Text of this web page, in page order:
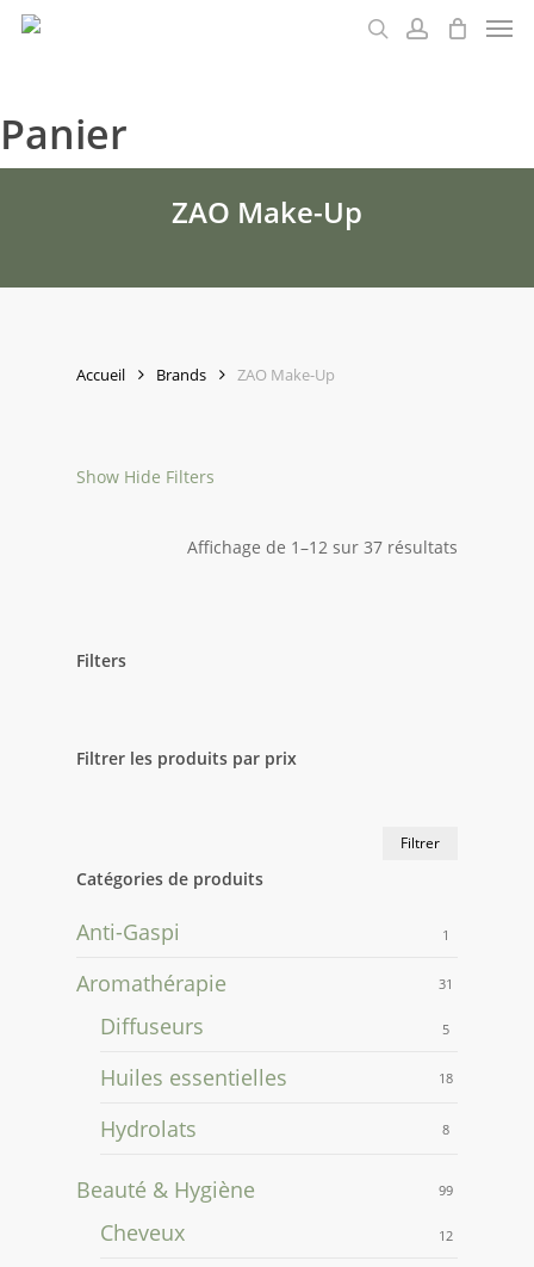
Skip
Panier
ZAO Make-Up
Accueil Brands ZAO Make-Up
Show Hide Filters
Affichage de 1–12 sur 37 résultats
Filters
Filtrer les produits par prix
Filtrer
Catégories de produits
Anti-Gaspi 1
Aromathérapie 31
Diffuseurs 5
Huiles essentielles 18
Hydrolats 8
Beauté & Hygiène 99
Cheveux 12